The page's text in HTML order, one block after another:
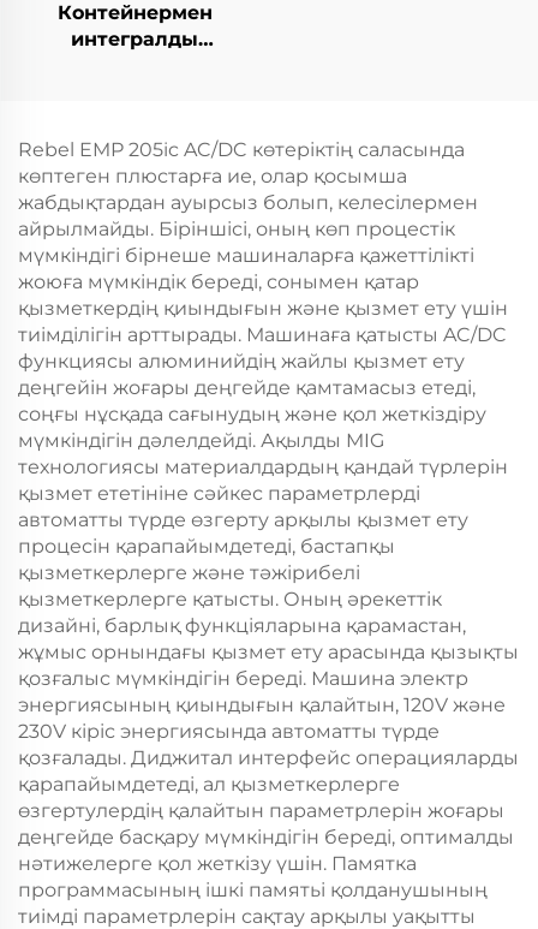
Контейнермен
интегралды
Rebel EMP 205ic AC/DC көтеріктің саласында
көптеген плюстарға ие, олар қосымша
жабдықтардан ауырсыз болып, келесілермен
айрылмайды. Біріншісі, оның көп процестік
мүмкіндігі бірнеше машиналарға қажеттілікті
жоюға мүмкіндік береді, сонымен қатар
қызметкердің қиындығын және қызмет ету үшін
тиімділігін арттырады. Машинаға қатысты AC/DC
функциясы алюминийдің жайлы қызмет ету
деңгейін жоғары деңгейде қамтамасыз етеді,
соңғы нұсқада сағынудың және қол жеткіздіру
мүмкіндігін дәлелдейді. Ақылды MIG
технологиясы материалдардың қандай түрлерін
қызмет ететініне сәйкес параметрлерді
автоматты түрде өзгерту арқылы қызмет ету
процесін қарапайымдетеді, бастапқы
қызметкерлерге және тәжірибелі
қызметкерлерге қатысты. Оның әрекеттік
дизайні, барлық функціяларына қарамастан,
жұмыс орнындағы қызмет ету арасында қызықты
қозғалыс мүмкіндігін береді. Машина электр
энергиясының қиындығын қалайтын, 120V және
230V кіріс энергиясында автоматты түрде
қозғалады. Диджитал интерфейс операцияларды
қарапайымдетеді, ал қызметкерлерге
өзгертулердің қалайтын параметрлерін жоғары
деңгейде басқару мүмкіндігін береді, оптималды
нәтижелерге қол жеткізу үшін. Памятка
программасының ішкі памятьі қолданушының
тиімді параметрлерін сақтау арқылы уақытты